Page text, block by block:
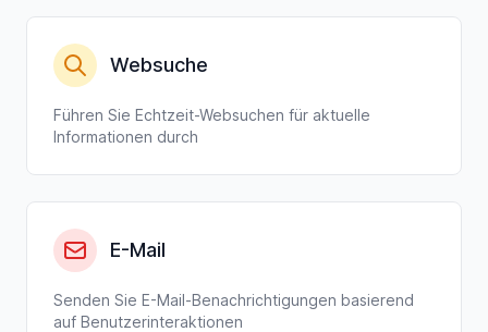
Websuche
Führen Sie Echtzeit-Websuchen für aktuelle
Informationen durch
E-Mail
Senden Sie E-Mail-Benachrichtigungen basierend
auf Benutzerinteraktionen